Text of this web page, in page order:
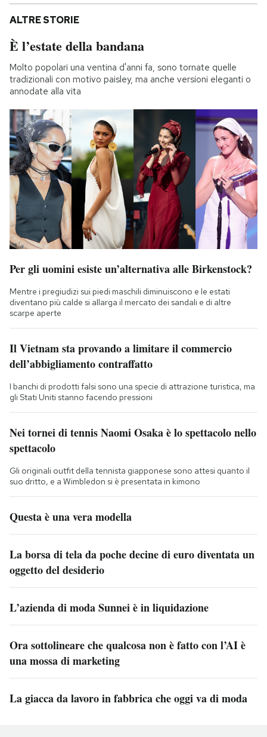
ALTRE STORIE
È l’estate della bandana
Molto popolari una ventina d'anni fa, sono tornate quelle
tradizionali con motivo paisley, ma anche versioni eleganti o
annodate alla vita
Per gli uomini esiste un’alternativa alle Birkenstock?
Mentre i pregiudizi sui piedi maschili diminuiscono e le estati
diventano più calde si allarga il mercato dei sandali e di altre
scarpe aperte
Il Vietnam sta provando a limitare il commercio
dell’abbigliamento contraffatto
I banchi di prodotti falsi sono una specie di attrazione turistica, ma
gli Stati Uniti stanno facendo pressioni
Nei tornei di tennis Naomi Osaka è lo spettacolo nello
spettacolo
Gli originali outfit della tennista giapponese sono attesi quanto il
suo dritto, e a Wimbledon si è presentata in kimono
Questa è una vera modella
La borsa di tela da poche decine di euro diventata un
oggetto del desiderio
L’azienda di moda Sunnei è in liquidazione
Ora sottolineare che qualcosa non è fatto con l’AI è
una mossa di marketing
La giacca da lavoro in fabbrica che oggi va di moda